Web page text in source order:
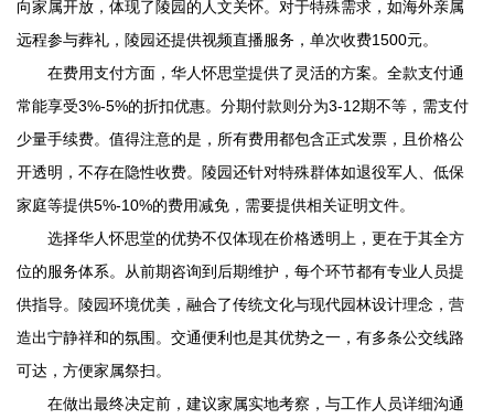
向家属开放，体现了陵园的人文关怀。对于特殊需求，如海外亲属
远程参与葬礼，陵园还提供视频直播服务，单次收费1500元。
在费用支付方面， 华人怀思堂提供了灵活的方案。全款支付通
常能享受3%-5%的折扣优惠。分期付款则分为3-12期不等，需支付
少量手续费。值得注意的是，所有费用都包含正式发票，且价格公
开透明，不存在隐性收费。陵园还针对特殊群体如退役军人、低保
家庭等提供5%-10%的费用减免，需要提供相关证明文件。
选择华人怀思堂的优势不仅体现在价格透明上，更在于其全方
位的服务体系。从前期咨询到后期维护，每个环节都有专业人员提
供指导。陵园环境优美，融合了传统文化与现代园林设计理念，营
造出宁静祥和的氛围。交通便利也是其优势之一，有多条公交线路
可达，方便家属祭扫。
在做出最终决定前，建议家属实地考察，与工作人员详细沟通